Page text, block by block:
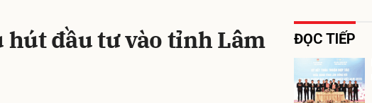
đầu tư vào tỉnh Lâm
ĐỌC TIẾP
Gửi